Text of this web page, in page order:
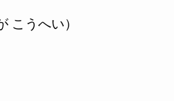
こうへい）